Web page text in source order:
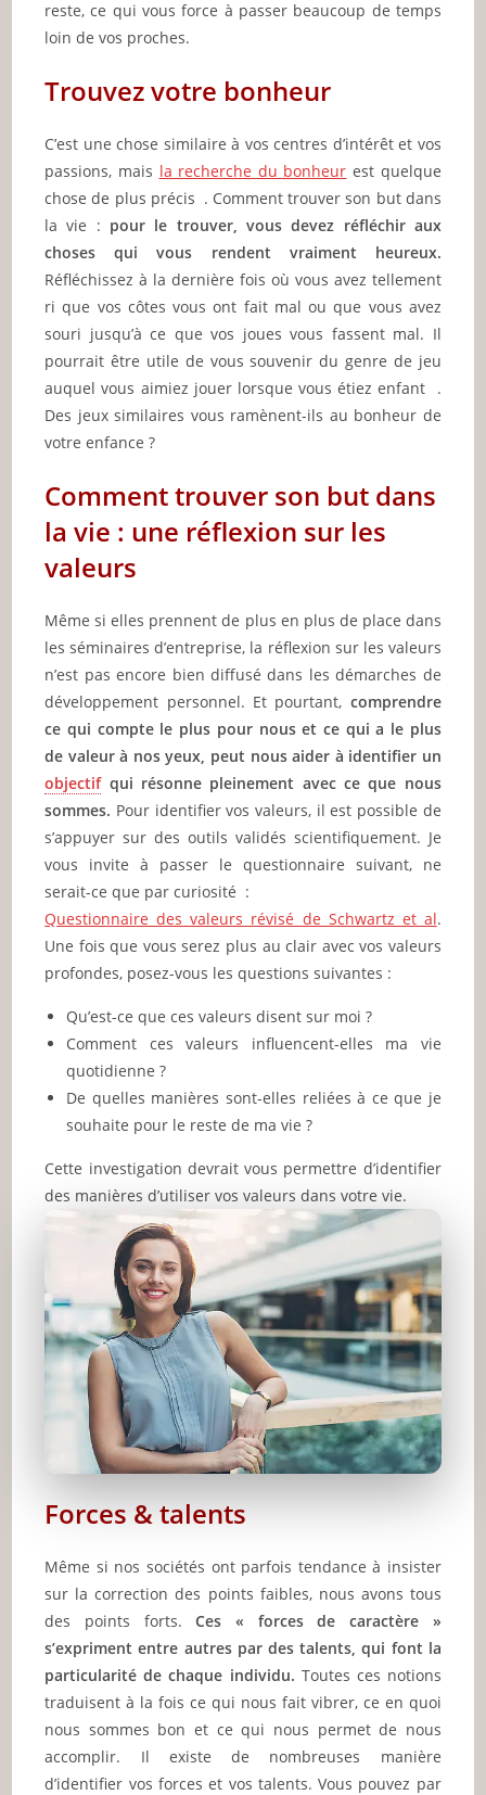
reste, ce qui vous force à passer beaucoup de temps
loin de vos proches.
Trouvez votre bonheur
C’est une chose similaire à vos centres d’intérêt et vos
passions, mais la recherche du bonheur est quelque
chose de plus précis . Comment trouver son but dans
la vie : pour le trouver, vous devez réfléchir aux
choses qui vous rendent vraiment heureux.
Réfléchissez à la dernière fois où vous avez tellement
ri que vos côtes vous ont fait mal ou que vous avez
souri jusqu’à ce que vos joues vous fassent mal. Il
pourrait être utile de vous souvenir du genre de jeu
auquel vous aimiez jouer lorsque vous étiez enfant .
Des jeux similaires vous ramènent-ils au bonheur de
votre enfance ?
Comment trouver son but dans
la vie : une réflexion sur les
valeurs
Même si elles prennent de plus en plus de place dans
les séminaires d’entreprise, la réflexion sur les valeurs
n’est pas encore bien diffusé dans les démarches de
développement personnel. Et pourtant, comprendre
ce qui compte le plus pour nous et ce qui a le plus
de valeur à nos yeux, peut nous aider à identifier un
objectifqui résonne pleinement avec ce que nous
sommes. Pour identifier vos valeurs, il est possible de
s’appuyer sur des outils validés scientifiquement. Je
vous invite à passer le questionnaire suivant, ne
serait-ce que par curiosité :
Questionnaire des valeurs révisé de Schwartz et al.
Une fois que vous serez plus au clair avec vos valeurs
profondes, posez-vous les questions suivantes :
Qu’est-ce que ces valeurs disent sur moi ?
Comment ces valeurs influencent-elles ma vie
quotidienne ?
De quelles manières sont-elles reliées à ce que je
souhaite pour le reste de ma vie ?
Cette investigation devrait vous permettre d’identifier
des manières d’utiliser vos valeurs dans votre vie.
Forces & talents
Même si nos sociétés ont parfois tendance à insister
sur la correction des points faibles, nous avons tous
des points forts.Ces « forces de caractère »
s’expriment entre autres par des talents, qui font la
particularité de chaque individu. Toutes ces notions
traduisent à la fois ce qui nous fait vibrer, ce en quoi
nous sommes bon et ce qui nous permet de nous
accomplir. Il existe de nombreuses manière
d’identifier vos forces et vos talents. Vous pouvez par